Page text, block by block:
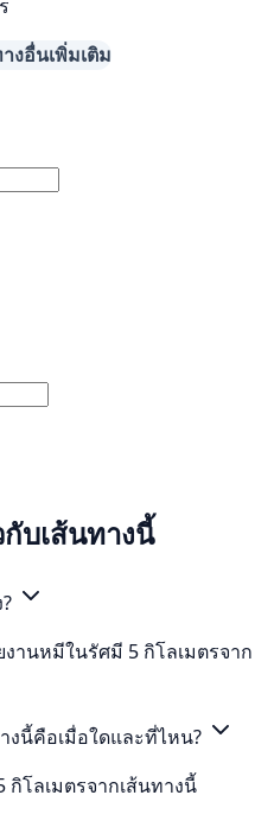
งอื่นเพิ่มเติม
บเส้นทางนี้
านหมีในรัศมี 5 กิโลเมตรจาก
งนี้คือเมื่อใดและที่ไหน?
โลเมตรจากเส้นทางนี้